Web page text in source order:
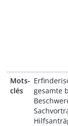
Mots-
clés
gesamte